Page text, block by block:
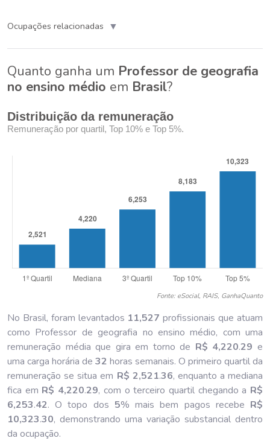
Ocupações relacionadas ▼
Quanto ganha um Professor de geografia
no ensino médio em Brasil?
Distribuição da remuneração
Remuneração por quartil, Top 10% e Top 5%.
Fonte: eSocial, RAIS, GanhaQuanto
No Brasil, foram levantados 11,527 profissionais que atuam
como Professor de geografia no ensino médio, com uma
remuneração média que gira em torno de R$ 4,220.29 e
uma carga horária de 32 horas semanais. O primeiro quartil da
remuneração se situa em R$ 2,521.36, enquanto a mediana
fica em R$ 4,220.29, com o terceiro quartil chegando a R$
6,253.42. O topo dos 5% mais bem pagos recebe R$
10,323.30, demonstrando uma variação substancial dentro
da ocupação.